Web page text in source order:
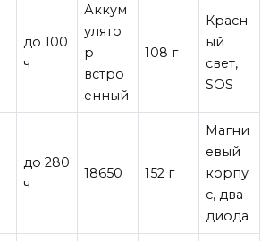
до 100
ч
Аккум
улято
р
встро
енный
108 г
Красн
ый
свет,
SOS
до 280
ч
18650 152 г
Магни
евый
корпу
с, два
диода